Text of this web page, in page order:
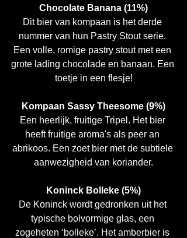
Chocolate Banana (11%)
Dit bier van kompaan is het derde
nummer van hun Pastry Stout serie.
Een volle, romige pastry stout met een
grote lading chocolade en banaan. Een
toetje in een flesje!
Kompaan Sassy Theesome (9%)
Een heerlijk, fruitige Tripel. Het bier
heeft fruitige aroma's als peer an
abrikoos. Een zoet bier met de subtiele
aanwezigheid van koriander.
Koninck Bolleke (5%)
De Koninck wordt gedronken uit het
typische bolvormige glas, een
zogeheten ‘bolleke’. Het amberbier is